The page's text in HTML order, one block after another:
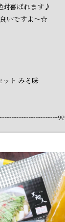
対喜ばれます♪
いですよ〜☆
ット みそ味